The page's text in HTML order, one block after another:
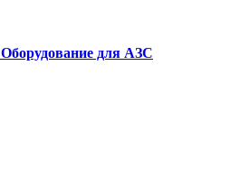
Оборудование для АЗС